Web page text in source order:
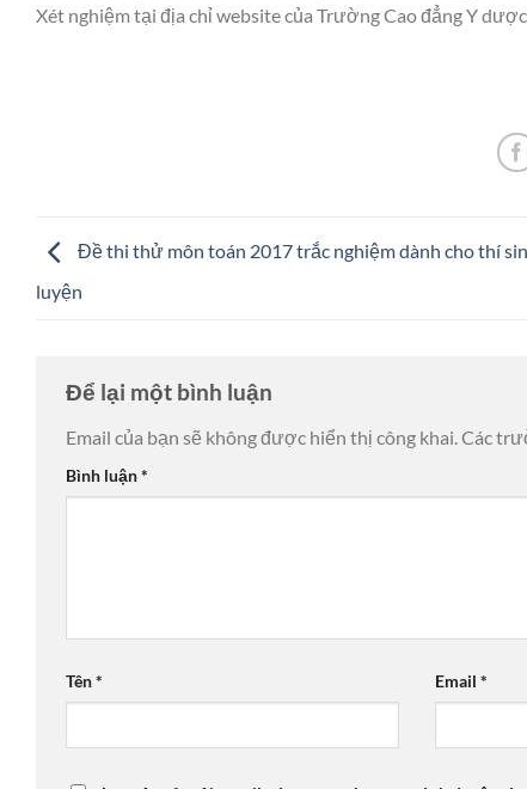
Xét nghiệm tại địa chỉ website của Trường Cao đẳng Y
Đề thi thử môn toán 2017 trắc nghiệm dành cho thí
luyện
Để lại một bình luận
Email của bạn sẽ không được hiển thị công khai.Các
Bình luận*
Tên* Email*